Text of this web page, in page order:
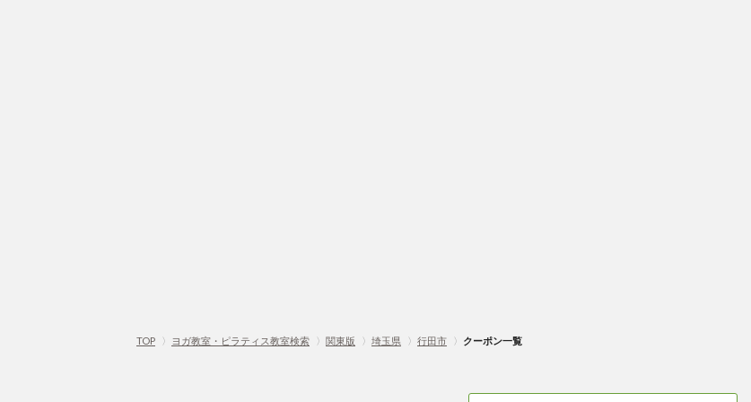
TOP 〉 ヨガ教室・ピラティス教室検索 〉 関東版 〉 埼玉県 〉 行田市 〉 クーポン一覧